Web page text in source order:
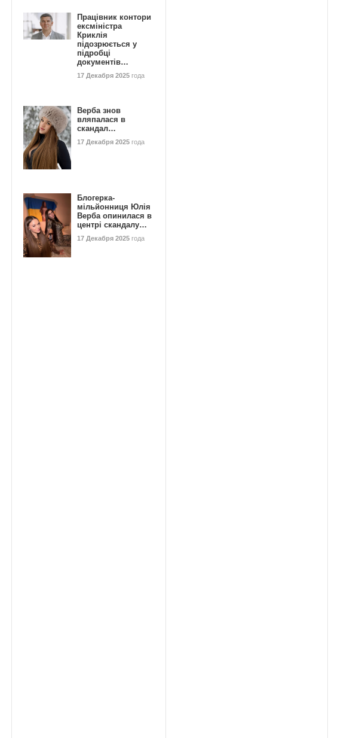
Працівник контори
ексміністра
Криклія
підозрюється у
підробці
документів…
17 Декабря 2025 года
Верба знов
вляпалася в
скандал…
17 Декабря 2025 года
Блогерка-
мільйонниця Юлія
Верба опинилася в
центрі скандалу…
17 Декабря 2025 года